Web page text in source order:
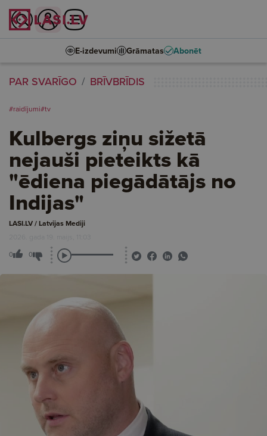
E-izdevumi Grāmatas Abonēt
PAR SVARĪGO BRĪVBRĪDIS
#raidījumi#tv
Kulbergs ziņu sižetā
nejauši pieteikts kā
"ēdiena piegādātājs no
Indijas"
LASI.LV / Latvijas Mediji
2026. gada 19. maijs, 11:03
0 0